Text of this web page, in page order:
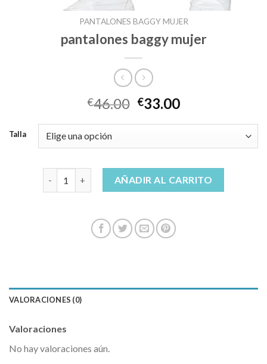
PANTALONES BAGGY MUJER
pantalones baggy mujer
€46.00 €33.00
Talla
pantalones baggy mujer cantidad
AÑADIR AL CARRITO
VALORACIONES (0)
Valoraciones
No hay valoraciones aún.